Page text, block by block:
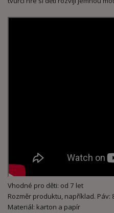
Vhodné pro děti: od 7 let
Rozměr produktu, například. Páv:
Materiál: karton a papír